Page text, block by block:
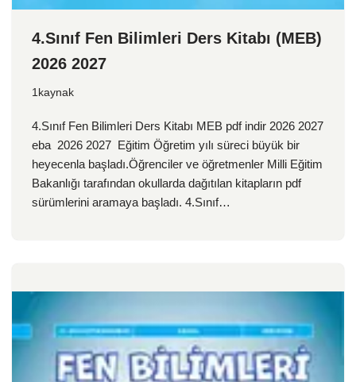
4.Sınıf Fen Bilimleri Ders Kitabı (MEB)
2026 2027
1kaynak
4.Sınıf Fen Bilimleri Ders Kitabı MEB pdf indir 2026 2027
eba 2026 2027 Eğitim Öğretim yılı süreci büyük bir
heyecenla başladı.Öğrenciler ve öğretmenler Milli Eğitim
Bakanlığı tarafından okullarda dağıtılan kitapların pdf
sürümlerini aramaya başladı. 4.Sınıf…